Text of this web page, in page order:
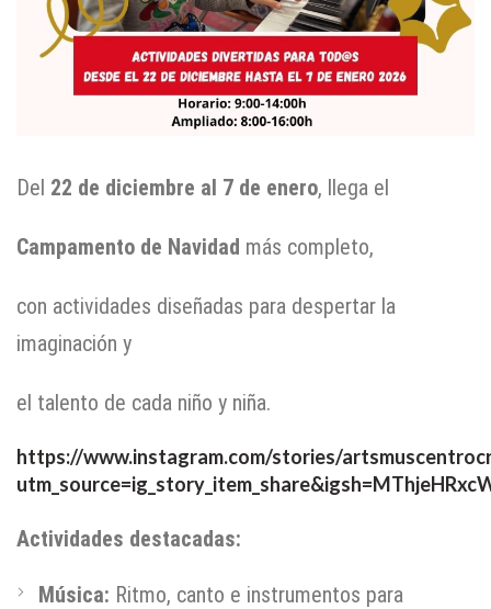
Del 22 de diciembre al 7 de enero, llega el
Campamento de Navidad más completo,
con actividades diseñadas para despertar la
imaginación y
el talento de cada niño y niña.
https://www.instagram.com/stories/
Actividades destacadas:
Música: Ritmo, canto e instrumentos para